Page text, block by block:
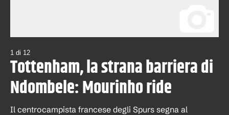
1 di 12
Tottenham, la strana barriera di
Ndombele: Mourinho ride
Il centrocampista francese degli Spurs segna al